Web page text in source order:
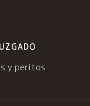
y peritos